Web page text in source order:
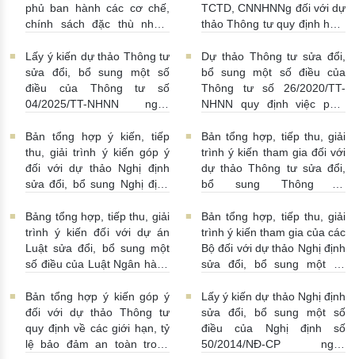
phủ ban hành các cơ chế,
chính sách đặc thù nhằm
pháp luật về phòng, chống
rửa tiền nhằm đáp ứng yêu
cầu cấp bách trong thực
hiện cam kết quốc tế về trao
về thuế
22/07/2026 |
14:54:00
TCTD, CNNHNNg đối với dự
thảo Thông tư quy định hoạt
nhận tiền gửi, mua, bán có
kỳ hạn GTCG giữa các
TCTD, CNNHNNg
20/07/2026 | 09:32:00
Lấy ý kiến dự thảo Thông tư
sửa đổi, bổ sung một số
điều của Thông tư số
04/2025/TT-NHNN ngày
định thời hạn lưu trữ hồ sơ,
tài liệu ngành Ngân hàng
16/07/2026 | 10:00:00
Dự thảo Thông tư sửa đổi,
bổ sung một số điều của
Thông tư số 26/2020/TT-
NHNN quy định việc phát
của Ngân hàng Nhà nước
16/07/2026 | 09:41:00
Bản tổng hợp ý kiến, tiếp
thu, giải trình ý kiến góp ý
đối với dự thảo Nghị định
sửa đổi, bổ sung Nghị định
13/07/2026 | 16:00:00
Bản tổng hợp, tiếp thu, giải
trình ý kiến tham gia đối với
dự thảo Thông tư sửa đổi,
bổ sung Thông tư
13/07/2026 | 02:19:00
Bảng tổng hợp, tiếp thu, giải
trình ý kiến đối với dự án
Luật sửa đổi, bổ sung một
số điều của Luật Ngân hàng
Phòng, chống rửa tiền và
Luật Các tổ chức tín dụng
08/07/2026 | 11:21:00
Bản tổng hợp, tiếp thu, giải
trình ý kiến tham gia của các
Bộ đối với dự thảo Nghị định
sửa đổi, bổ sung một số
58/2021/NĐ-CP
07/07/2026
| 15:01:00
Bản tổng hợp ý kiến góp ý
đối với dự thảo Thông tư
quy định về các giới hạn, tỷ
lệ bảo đảm an toàn trong
Lấy ý kiến dự thảo Nghị định
sửa đổi, bổ sung một số
điều của Nghị định số
50/2014/NĐ-CP ngày